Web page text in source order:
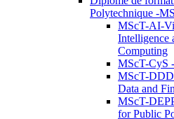
Polytechnique -
MScT-AI-
Intelligence
Computing
MScT-CyS
MScT-
Data and
MScT-
for Public